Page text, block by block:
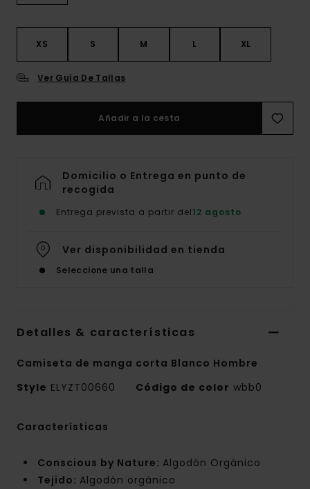
XS S M L XL
Ver Guía De Tallas
Añadir a la cesta
Domicilio o Entrega en punto de
recogida
Entrega prevista a partir del12 agosto
Ver disponibilidad en tienda
Seleccione una talla
Detalles & características
Camiseta de manga corta Blanco Hombre
Style ELYZT00660 Código de color wbb0
Características
Conscious by Nature: Algodón Orgánico
Tejido: Algodón orgánico